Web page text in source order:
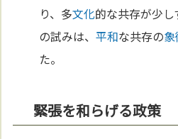
り、多文化的な共存が少
の試みは、平和な共存の
た。
緊張を和らげる政策